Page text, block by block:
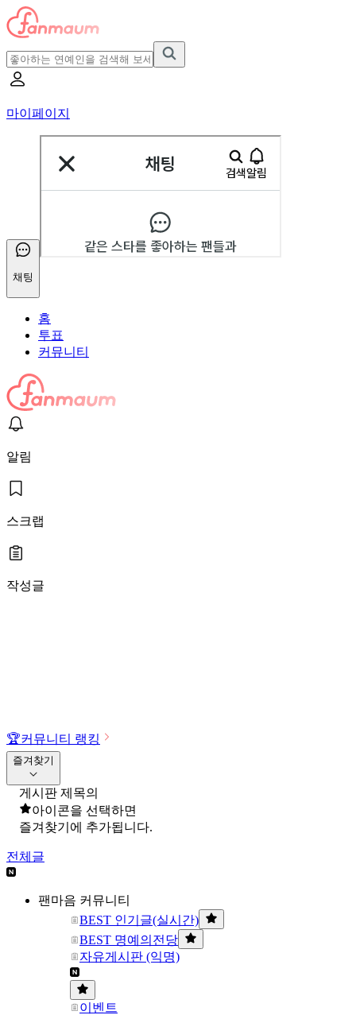
마이페이지
채팅
홈
투표
커뮤니티
알림
스크랩
작성글
🏆커뮤니티 랭킹
즐겨찾기
게시판 제목의
아이콘을 선택하면
즐겨찾기에 추가됩니다.
전체글
팬마음 커뮤니티
BEST 인기글(실시간)
BEST 명예의전당
자유게시판 (익명)
이벤트